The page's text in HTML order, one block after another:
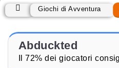
Giochi di Avventura
Abduckted
Il 72% dei giocatori